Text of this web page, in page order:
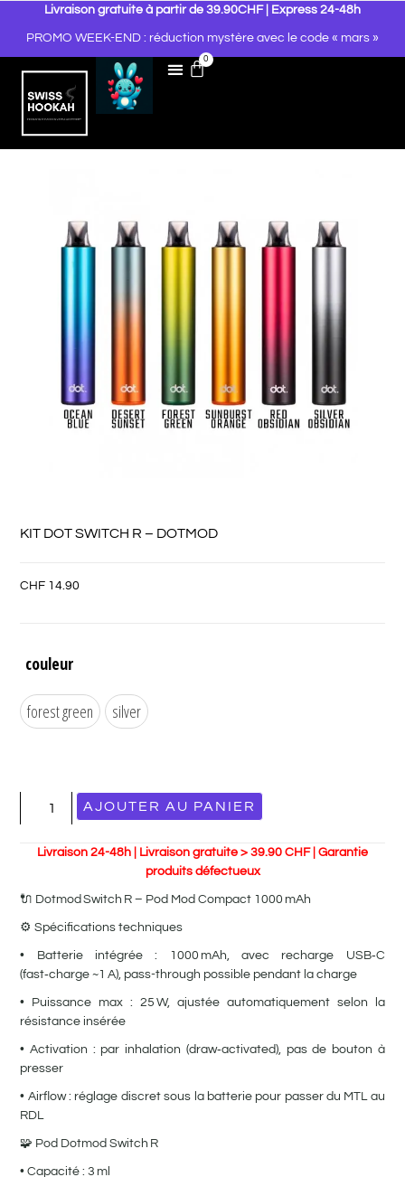
Livraison gratuite à partir de 39.90CHF | Express 24-48h
PROMO WEEK-END : réduction mystère avec le code « mars »
0
KIT DOT SWITCH R – DOTMOD
CHF 14.90
couleur
forest green silver
AJOUTER AU PANIER
Livraison 24-48h | Livraison gratuite > 39.90 CHF | Garantie
produits défectueux
🔌 Dotmod Switch R – Pod Mod Compact 1000 mAh
⚙️ Spécifications techniques
• Batterie intégrée : 1000 mAh, avec recharge USB‑C
(fast‑charge ~1 A), pass-through possible pendant la charge
• Puissance max : 25 W, ajustée automatiquement selon la
résistance insérée
• Activation : par inhalation (draw‑activated), pas de bouton à
presser
• Airflow : réglage discret sous la batterie pour passer du MTL au
RDL
🧩 Pod Dotmod Switch R
• Capacité : 3 ml